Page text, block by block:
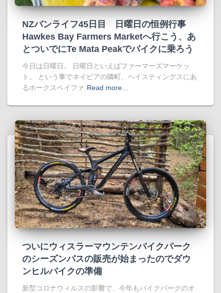
NZバンライフ45日目 日曜日の恒例行事
Hawkes Bay Farmers Marketへ行こう、あ
とついでにTe Mata Peakでバイクに乗ろう
今日は日曜日。 日曜日といえばファーマーズマーケッ
ト。 という事でネイピアの隣町、ヘイスティングスにあ
るホークスベイファ Read more…
ついにウィスラーマウンテンバイクパーク
のシーズンパスの販売が始まったのでダウ
ンヒルバイクの準備
新型コロナウィルスの影響で、今年もバイクパークのオ